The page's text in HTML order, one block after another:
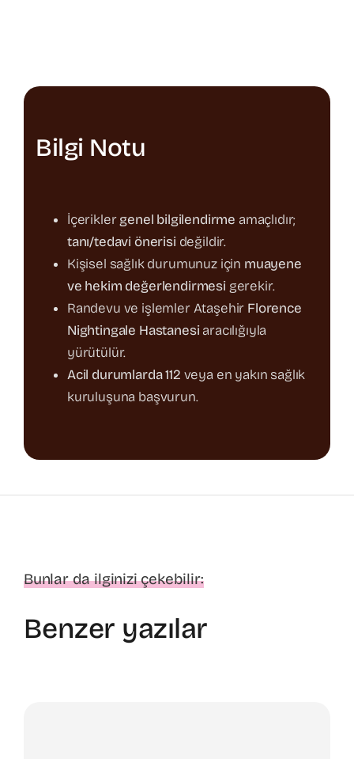
Bilgi Notu
İçeriklergenel bilgilendirme amaçlıdır;
tanı/tedavi önerisideğildir.
Kişisel sağlık durumunuz için muayene
ve hekim değerlendirmesigerekir.
Randevu ve işlemler Ataşehir Florence
Nightingale Hastanesiaracılığıyla
yürütülür.
Acil durumlarda 112 veya en yakın sağlık
kuruluşuna başvurun.
Bunlar da ilginizi çekebilir:
Benzer yazılar